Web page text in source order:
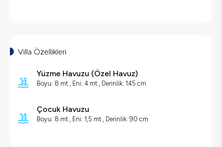
Villa Özellikleri
Yüzme Havuzu (Özel Havuz)
Boyu: 8 mt , Eni: 4 mt , Derinlik: 145 cm
Çocuk Havuzu
Boyu: 8 mt , Eni: 1,5 mt , Derinlik: 90 cm